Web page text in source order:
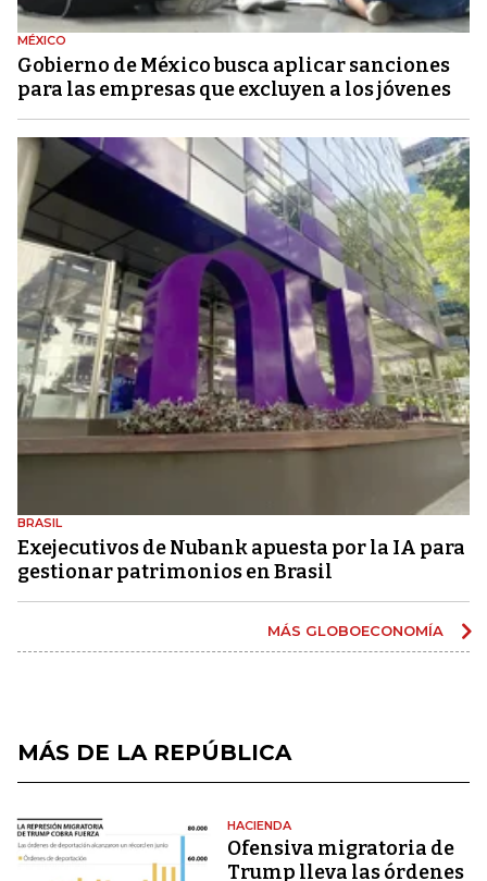
MÉXICO
Gobierno de México busca aplicar sanciones
para las empresas que excluyen a los jóvenes
BRASIL
Exejecutivos de Nubank apuesta por la IA para
gestionar patrimonios en Brasil
MÁS GLOBOECONOMÍA
MÁS DE LA REPÚBLICA
HACIENDA
Ofensiva migratoria de
Trump lleva las órdenes